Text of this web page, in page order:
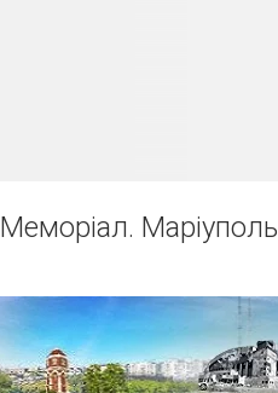
Меморіал. Маріуполь